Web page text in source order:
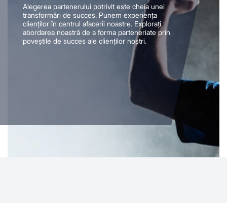
Alegerea partenerului potrivit este cheia unei
transformări de succes. Punem experiența
clienților în centrul afacerii noastre. Explorați
abordarea noastră de a forma parteneriate prin
poveștile de succes ale clienților noștri.